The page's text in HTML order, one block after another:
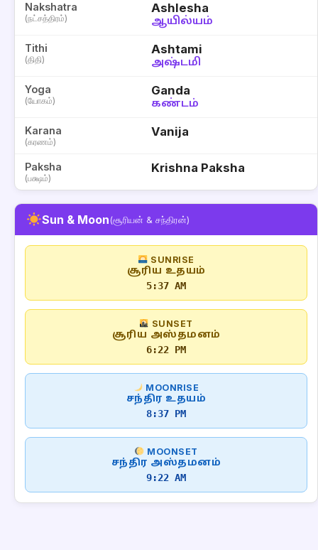
Nakshatra
(நட்சத்திரம்)
Ashlesha
ஆயில்யம்
Tithi
(திதி)
Ashtami
அஷ்டமி
Yoga
(யோகம்)
Ganda
கண்டம்
Karana
(கரணம்)
Vanija
Paksha
(பக்ஷம்)
Krishna Paksha
Sun & Moon(சூரியன் & சந்திரன்)
SUNRISE
சூரிய உதயம்
5:37 AM
SUNSET
சூரிய அஸ்தமனம்
6:22 PM
MOONRISE
சந்திர உதயம்
8:37 PM
MOONSET
சந்திர அஸ்தமனம்
9:22 AM